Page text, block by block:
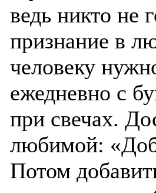
ведь никто не
признание в
человеку
ежедневно с
при свечах.
любимой:
Потом